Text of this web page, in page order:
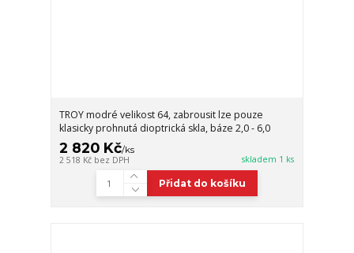
TROY modré velikost 64, zabrousit lze pouze
klasicky prohnutá dioptrická skla, báze 2,0 - 6,0
2 820 Kč/ks
2 518 Kč bez DPH skladem 1 ks
Přidat do košíku